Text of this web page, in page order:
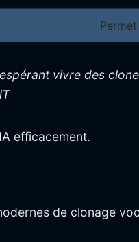
vivre des
efficacement.
de clonage